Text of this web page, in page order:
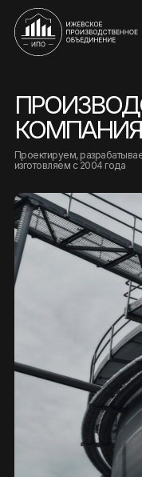
КОМПАНИЯ
Проектируем,
изготовляем с 2004 года